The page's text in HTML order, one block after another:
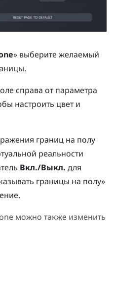
» выберите желаемый
справа от параметра
настроить цвет и
границ на полу
реальности
Вкл./Выкл. для
границы на полу»
можно также изменить